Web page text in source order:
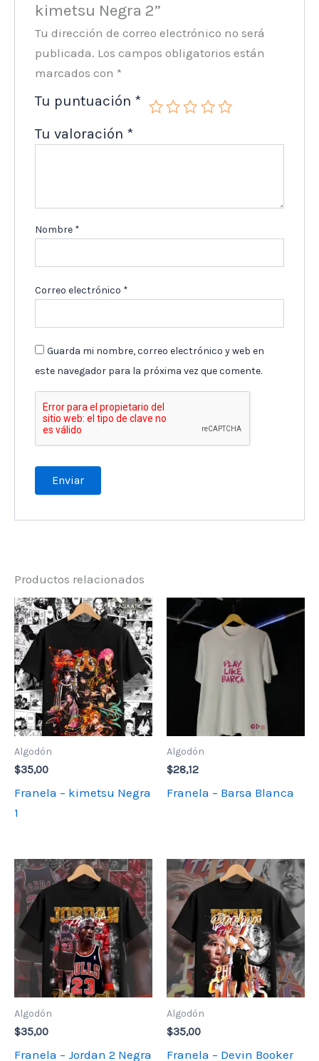
kimetsu Negra 2”
Tu dirección de correo electrónico no será
publicada. Los campos obligatorios están
marcados con *
Tu puntuación *
Tu valoración *
Nombre *
Correo electrónico *
Guarda mi nombre, correo electrónico y web en
este navegador para la próxima vez que comente.
Productos relacionados
Algodón
$35,00
Franela – kimetsu Negra
1
Algodón
$28,12
Franela – Barsa Blanca
Algodón
$35,00
Franela – Jordan 2 Negra
Algodón
$35,00
Franela – Devin Booker